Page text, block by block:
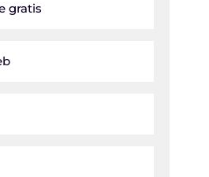
gratis